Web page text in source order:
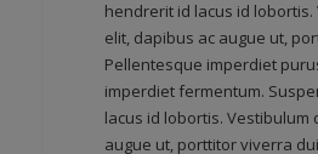
hendrerit id lacus id
elit, dapibus ac augue ut,
Pellentesque imperdiet
imperdiet fermentum.
lacus id lobortis. Vestibulum
augue ut, porttitor viverra